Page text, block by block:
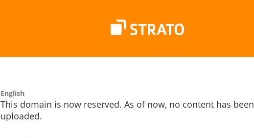
English
This domain is now reserved. As of now, no content has been
uploaded.